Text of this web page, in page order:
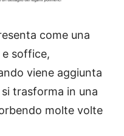
come una
soffice,
viene aggiunta
trasforma in una
molte volte